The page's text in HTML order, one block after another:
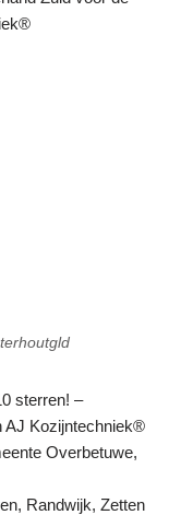
sterren! –
AJ Kozijntechniek®
Overbetuwe,
Randwijk, Zetten